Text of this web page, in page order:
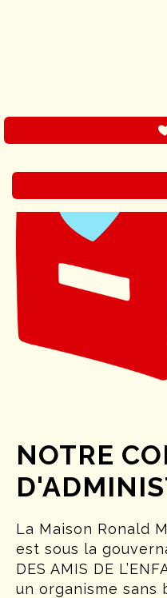
NOTRE
La Maison Ronald
est sous la
DES AMIS DE
un organisme sans